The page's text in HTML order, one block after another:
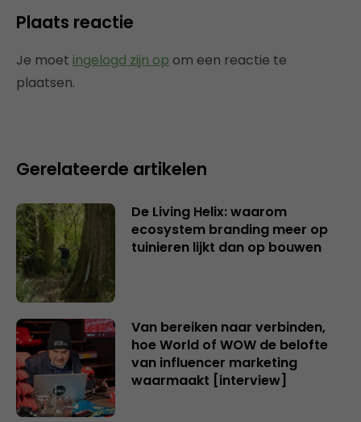
Plaats reactie
Je moet ingelogd zijn op om een reactie te
plaatsen.
Gerelateerde artikelen
De Living Helix: waarom
ecosystem branding meer op
tuinieren lijkt dan op bouwen
Van bereiken naar verbinden,
hoe World of WOW de belofte
van influencer marketing
waarmaakt [interview]